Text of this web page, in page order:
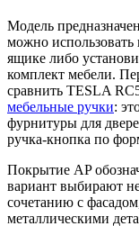
Модель
можно
ящике либо
комплект мебели.
сравнить TESLA
мебельные ручки:
фурнитуры для
ручка-кнопка по
Покрытие AP
вариант выбирают
сочетанию с
металлическими